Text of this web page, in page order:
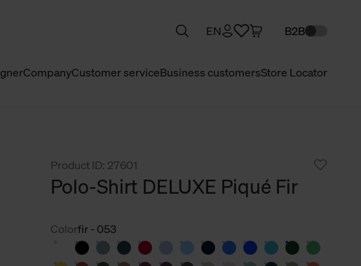
CompanyCustomer serviceBusiness customersStore Locator
EN B2B
Product ID: 27601
Polo-Shirt DELUXE Piqué Fir
Colorfir - 053